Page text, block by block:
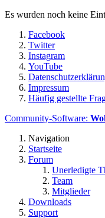
Es wurden noch keine
Facebook
Twitter
Instagram
YouTube
Impressum
Häufig gestellte
Community-Software:
Navigation
Startseite
Forum
Unerledigte
Team
Mitglieder
Downloads
Support